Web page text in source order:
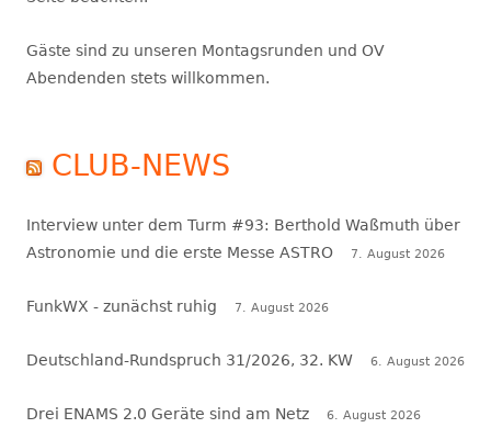
Gäste sind zu unseren Montagsrunden und OV
Abendenden stets willkommen.
CLUB-NEWS
Interview unter dem Turm #93: Berthold Waßmuth über
Astronomie und die erste Messe ASTRO
7. August 2026
FunkWX - zunächst ruhig 7. August 2026
Deutschland-Rundspruch 31/2026, 32. KW 6. August 2026
Drei ENAMS 2.0 Geräte sind am Netz 6. August 2026